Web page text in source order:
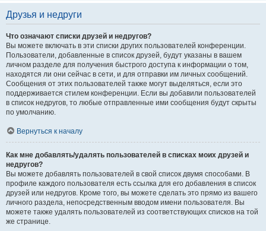
Друзья и недруги
Что означают списки друзей и недругов?
Вы можете включать в эти списки других пользователей конференции.
Пользователи, добавленные в список друзей, будут указаны в вашем
личном разделе для получения быстрого доступа к информации о том,
находятся ли они сейчас в сети, и для отправки им личных сообщений.
Сообщения от этих пользователей также могут выделяться, если это
поддерживается стилем конференции. Если вы добавили пользователей
в список недругов, то любые отправленные ими сообщения будут скрыты
по умолчанию.
Вернуться к началу
Как мне добавлять/удалять пользователей в списках моих друзей и
недругов?
Вы можете добавлять пользователей в свой список двумя способами. В
профиле каждого пользователя есть ссылка для его добавления в список
друзей или недругов. Кроме того, вы можете сделать это прямо из вашего
личного раздела, непосредственным вводом имени пользователя. Вы
можете также удалять пользователей из соответствующих списков на той
же странице.